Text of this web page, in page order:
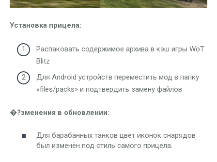
Установка прицела:
Распаковать содержимое архива в кэш игры WoT
Blitz
Для Android устройств переместить мод в папку
«files/packs» и подтвердить замену файлов
�?зменения в обновлении:
Для барабанных танков цвет иконок снарядов
был изменён под стиль самого прицела.